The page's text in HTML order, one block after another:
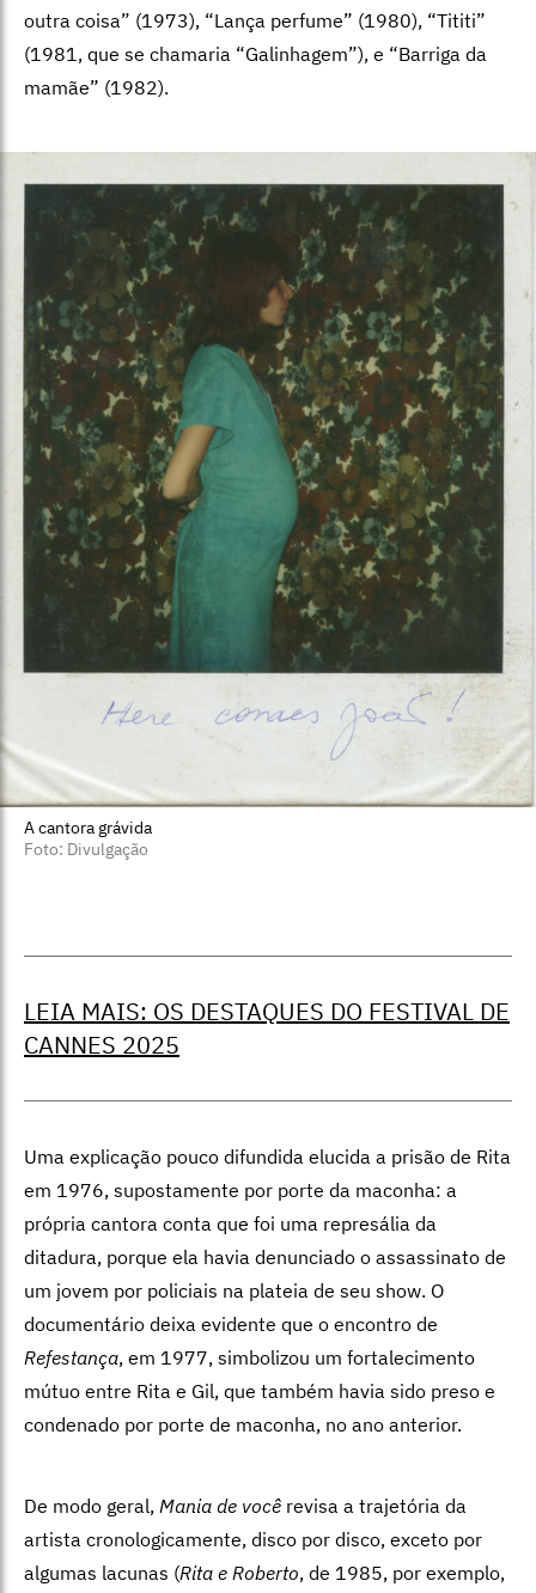
outra coisa” (1973), “Lança perfume” (1980), “Tititi”
(1981, que se chamaria “Galinhagem”), e “Barriga da
mamãe” (1982).
A cantora grávida
Foto: Divulgação
LEIA MAIS: OS DESTAQUES DO FESTIVAL DE
CANNES 2025
Uma explicação pouco difundida elucida a prisão de Rita
em 1976, supostamente por porte da maconha: a
própria cantora conta que foi uma represália da
ditadura, porque ela havia denunciado o assassinato de
um jovem por policiais na plateia de seu show. O
documentário deixa evidente que o encontro de
Refestança, em 1977, simbolizou um fortalecimento
mútuo entre Rita e Gil, que também havia sido preso e
condenado por porte de maconha, no ano anterior.
De modo geral, Mania de você revisa a trajetória da
artista cronologicamente, disco por disco, exceto por
algumas lacunas (Rita e Roberto, de 1985, por exemplo,